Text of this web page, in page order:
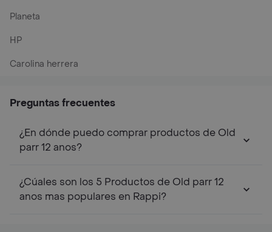
Planeta
HP
Carolina herrera
Preguntas frecuentes
¿En dónde puedo comprar productos de Old
parr 12 anos?
¿Cúales son los 5 Productos de Old parr 12
anos mas populares en Rappi?